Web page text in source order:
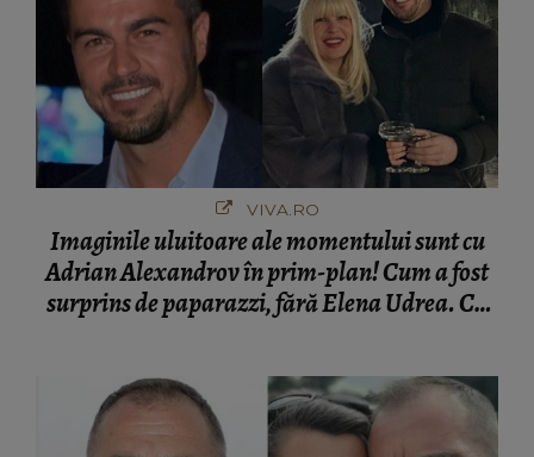
VIVA.RO
Imaginile uluitoare ale momentului sunt cu
Adrian Alexandrov în prim-plan! Cum a fost
surprins de paparazzi, fără Elena Udrea. Cu